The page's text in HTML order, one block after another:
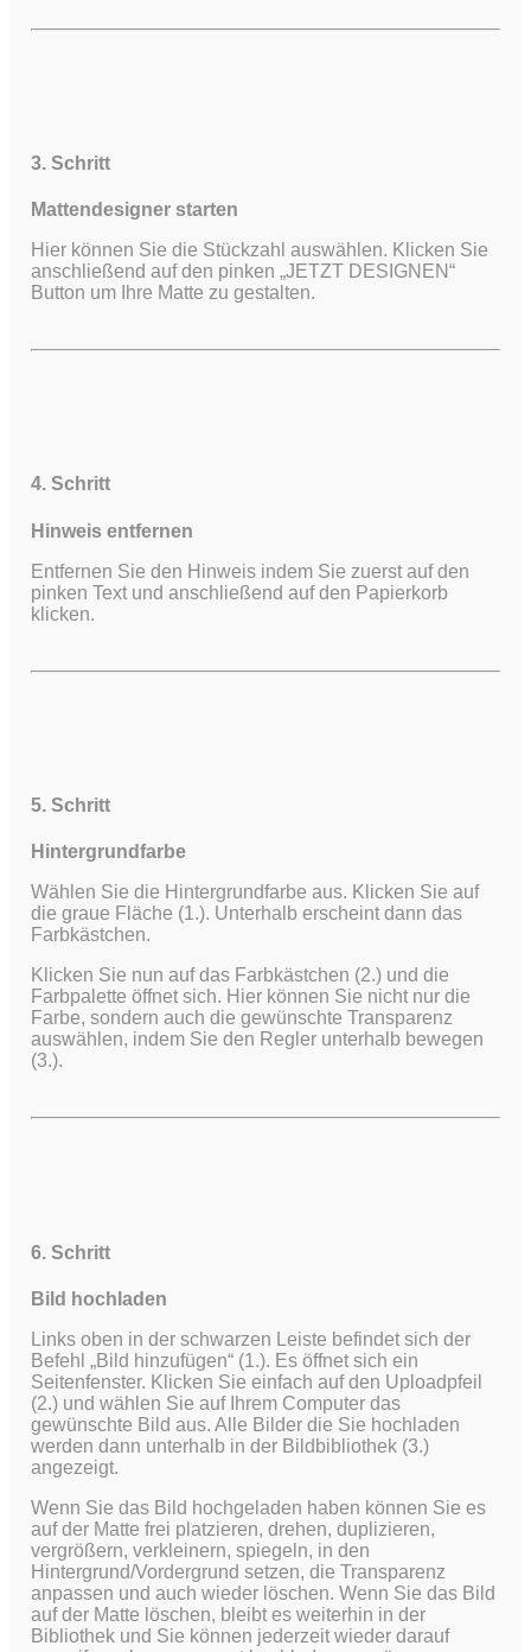
3. Schritt
Mattendesigner starten
Hier können Sie die Stückzahl auswählen. Klicken Sie
anschließend auf den pinken „JETZT DESIGNEN“
Button um Ihre Matte zu gestalten.
4. Schritt
Hinweis entfernen
Entfernen Sie den Hinweis indem Sie zuerst auf den
pinken Text und anschließend auf den Papierkorb
klicken.
5. Schritt
Hintergrundfarbe
Wählen Sie die Hintergrundfarbe aus. Klicken Sie auf
die graue Fläche (1.). Unterhalb erscheint dann das
Farbkästchen.
Klicken Sie nun auf das Farbkästchen (2.) und die
Farbpalette öffnet sich. Hier können Sie nicht nur die
Farbe, sondern auch die gewünschte Transparenz
auswählen, indem Sie den Regler unterhalb bewegen
(3.).
6. Schritt
Bild hochladen
Links oben in der schwarzen Leiste befindet sich der
Befehl „Bild hinzufügen“ (1.). Es öffnet sich ein
Seitenfenster. Klicken Sie einfach auf den Uploadpfeil
(2.) und wählen Sie auf Ihrem Computer das
gewünschte Bild aus. Alle Bilder die Sie hochladen
werden dann unterhalb in der Bildbibliothek (3.)
angezeigt.
Wenn Sie das Bild hochgeladen haben können Sie es
auf der Matte frei platzieren, drehen, duplizieren,
vergrößern, verkleinern, spiegeln, in den
Hintergrund/Vordergrund setzen, die Transparenz
anpassen und auch wieder löschen. Wenn Sie das Bild
auf der Matte löschen, bleibt es weiterhin in der
Bibliothek und Sie können jederzeit wieder darauf